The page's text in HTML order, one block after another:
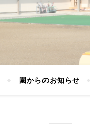
園からのお知らせ